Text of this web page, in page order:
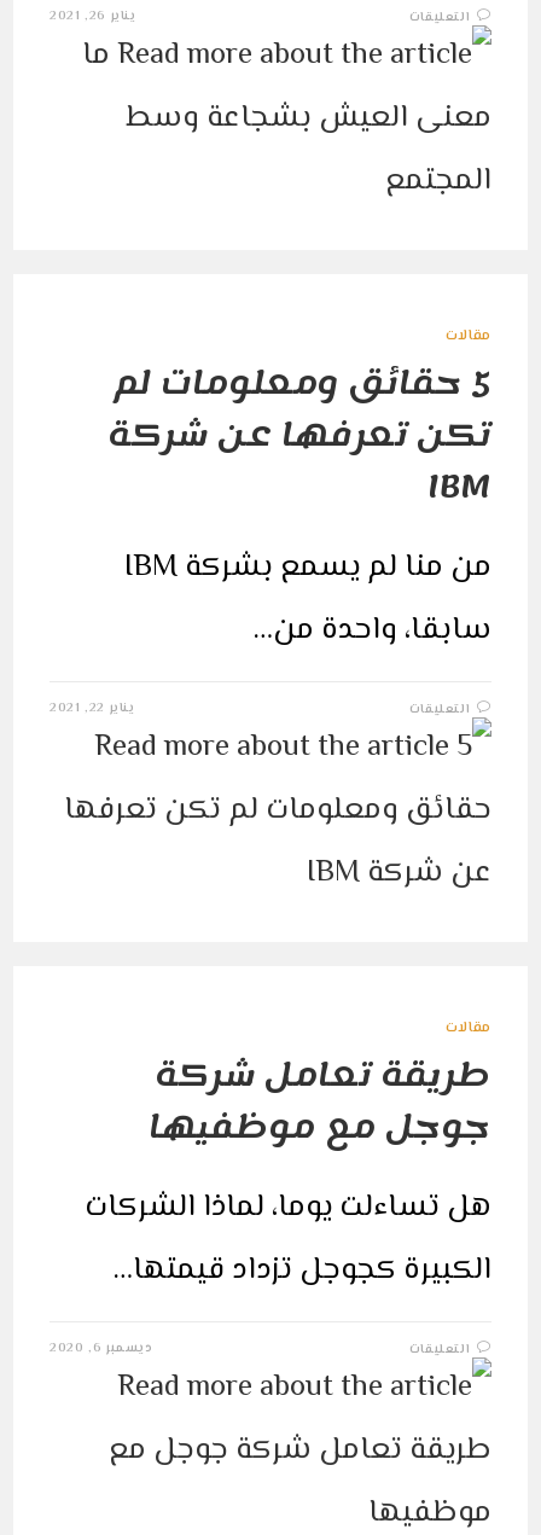
التعليقات
معنى
العيش
المجتمع
مغلقة
يناير 26, 2021
مقالات
5 حقائق ومعلومات لم
تكن تعرفها عن شركة
IBM
من منا لم يسمع بشركة IBM
سابقا، واحدة من…
التعليقات
حقائق
ومعلومات
تعرفها
عن
شركة
مغلقة
يناير 22, 2021
مقالات
طريقة تعامل شركة
جوجل مع موظفيها
هل تساءلت يوما، لماذا الشركات
الكبيرة كجوجل تزداد قيمتها…
التعليقات
تعامل
شركة
موظفيها
مغلقة
ديسمبر 6, 2020